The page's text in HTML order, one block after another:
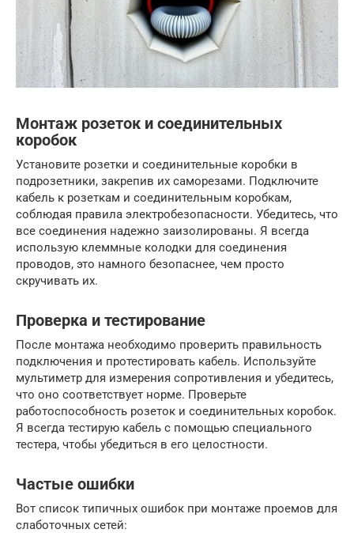
Монтаж розеток и соединительных
коробок
Установите розетки и соединительные коробки в
подрозетники, закрепив их саморезами. Подключите
кабель к розеткам и соединительным коробкам,
соблюдая правила электробезопасности. Убедитесь, что
все соединения надежно заизолированы. Я всегда
использую клеммные колодки для соединения
проводов, это намного безопаснее, чем просто
скручивать их.
Проверка и тестирование
После монтажа необходимо проверить правильность
подключения и протестировать кабель. Используйте
мультиметр для измерения сопротивления и убедитесь,
что оно соответствует норме. Проверьте
работоспособность розеток и соединительных коробок.
Я всегда тестирую кабель с помощью специального
тестера, чтобы убедиться в его целостности.
Частые ошибки
Вот список типичных ошибок при монтаже проемов для
слаботочных сетей: